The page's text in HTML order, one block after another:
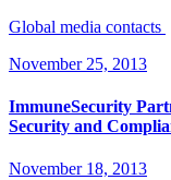
Global media contacts
November 25, 2013
ImmuneSecurity
Security and
November 18, 2013